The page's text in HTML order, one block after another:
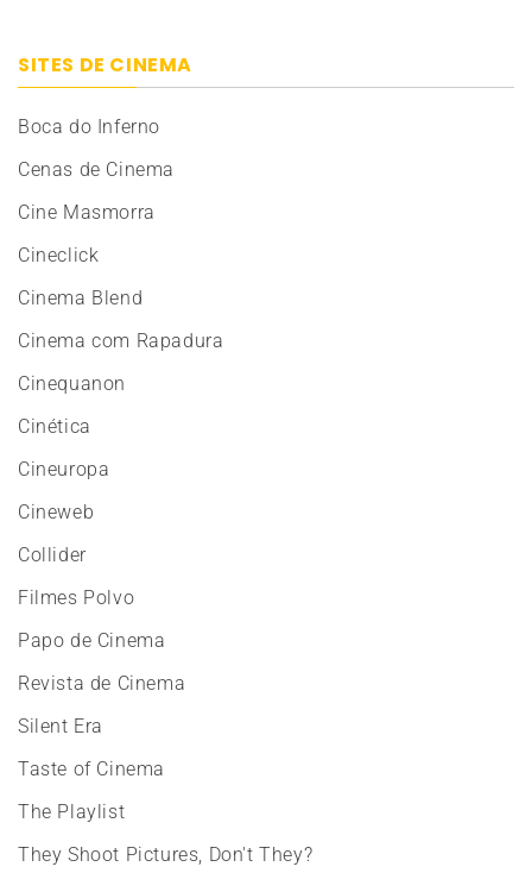
SITES DE CINEMA
Boca do Inferno
Cenas de Cinema
Cine Masmorra
Cineclick
Cinema Blend
Cinema com Rapadura
Cinequanon
Cinética
Cineuropa
Cineweb
Collider
Filmes Polvo
Papo de Cinema
Revista de Cinema
Silent Era
Taste of Cinema
The Playlist
They Shoot Pictures, Don't They?